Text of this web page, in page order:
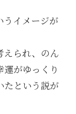
うイメージが
えられ、のん
がゆっくり
たという説が